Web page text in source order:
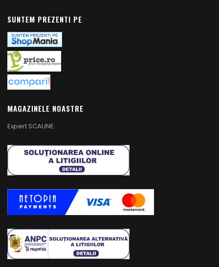
SUNTEM PREZENTI PE
MAGAZINELE NOASTRE
Expert SCAUNE